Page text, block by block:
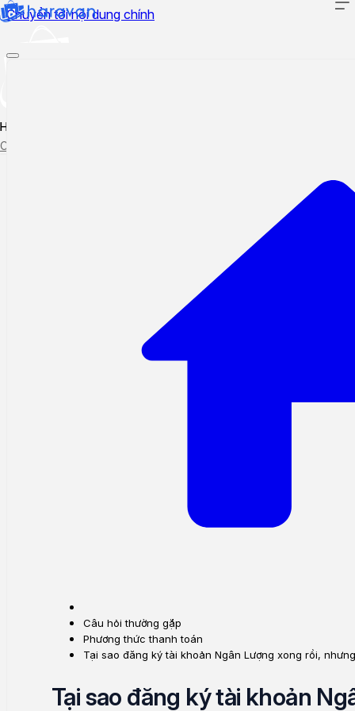
Chuyển tới nội dung chính
Hướng dẫn sử dụng
Cập nhật tính năng mới
Câu hỏi thường gặp
Phương thức thanh toán
Tại sao đăng ký tài khoản Ngân Lượng xong rồi,
Tại sao đăng ký tài khoản